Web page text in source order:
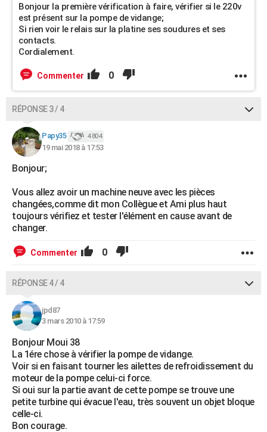
Bonjour la première vérification à faire, vérifier si le 220v
est présent sur la pompe de vidange;
Si rien voir le relais sur la platine ses soudures et ses
contacts.
Cordialement.
Commenter 0
RÉPONSE 3 / 4
Papy35 4 804
19 mai 2018 à 17:53
Bonjour;
Vous allez avoir un machine neuve avec les pièces
changées,comme dit mon Collègue et Ami plus haut
toujours vérifiez et tester l'élément en cause avant de
changer.
Commenter 0
RÉPONSE 4 / 4
jpd87
3 mars 2010 à 17:59
Bonjour Moui 38
La 1ére chose à vérifier la pompe de vidange.
Voir si en faisant tourner les ailettes de refroidissement du
moteur de la pompe celui-ci force.
Si oui sur la partie avant de cette pompe se trouve une
petite turbine qui évacue l'eau, très souvent un objet bloque
celle-ci.
Bon courage.